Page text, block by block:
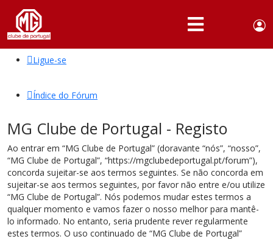
Portuguese,
English
QUEM
SÓCIOS
ATIVIDADES
NOTÍCIAS
FÓRUM
MARCA
MG
Ligue-se
Índice do Fórum
MG Clube de Portugal - Registo
Ao entrar em “MG Clube de Portugal” (doravante “nós”, “nosso”,
“MG Clube de Portugal”, “https://mgclubedeportugal.pt/forum”),
concorda sujeitar-se aos termos seguintes. Se não concorda em
sujeitar-se aos termos seguintes, por favor não entre e/ou utilize
“MG Clube de Portugal”. Nós podemos mudar estes termos a
qualquer momento e vamos fazer o nosso melhor para mantê-
lo informado. No entanto, seria prudente rever regularmente
estes termos. O uso continuado de “MG Clube de Portugal”